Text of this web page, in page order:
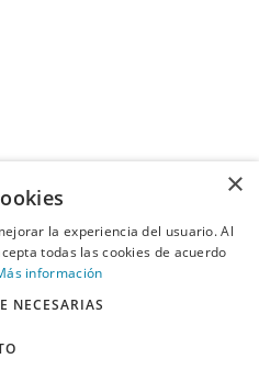
×
la experiencia del usuario. Al
todas las cookies de acuerdo
información
NECESARIAS